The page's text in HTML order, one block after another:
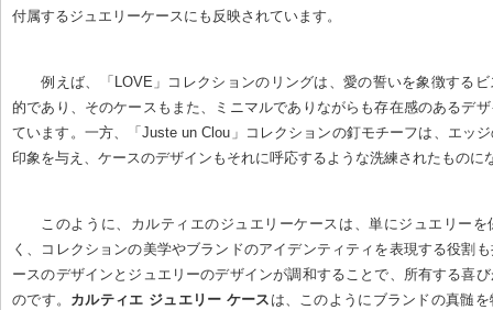
付属するジュエリーケースにも反映されています。
例えば、「LOVE」コレクションのリングは、愛の誓いを象徴する
的であり、そのケースもまた、ミニマルでありながらも存在感のあるデ
ています。一方、「Juste un Clou」コレクションの釘モチーフは、エッ
印象を与え、ケースのデザインもそれに呼応するような洗練されたものに
このように、カルティエのジュエリーケースは、単にジュエリーを
く、コレクションの美学やブランドのアイデンティティを表現する役割
ースのデザインとジュエリーのデザインが調和することで、所有する喜
のです。 カルティエ ジュエリー ケース は、このようにブランドの真髄